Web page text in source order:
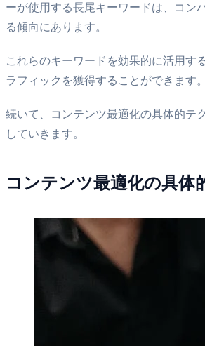
ーが使用する長尾キーワードは、コン
る傾向にあります。
これらのキーワードを効果的に活用す
ラフィックを獲得することができます。
続いて、コンテンツ最適化の具体的テ
していきます。
コンテンツ最適化の具体